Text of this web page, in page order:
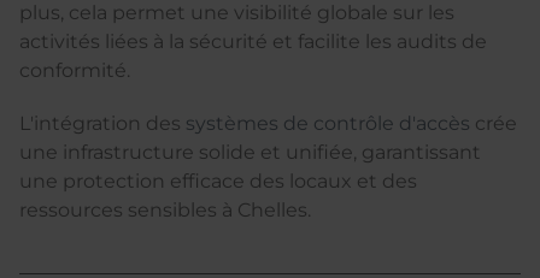
plus, cela permet une visibilité globale sur les
activités liées à la sécurité et facilite les audits de
conformité.
L'intégration des systèmes de contrôle d'accès crée
une infrastructure solide et unifiée, garantissant
une protection efficace des locaux et des
ressources sensibles à Chelles.